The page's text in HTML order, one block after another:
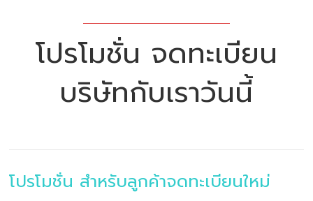
โปรโมชั่น จดทะเบียน
บริษัทกับเราวันนี้
โปรโมชั่น สำหรับลูกค้าจดทะเบียนใหม่